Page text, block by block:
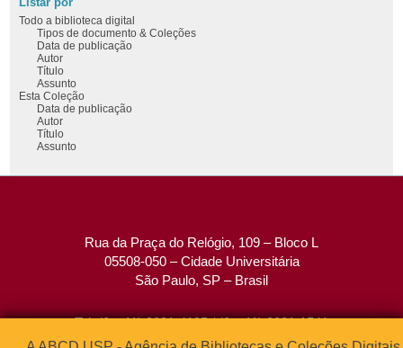
Listar por
Todo a biblioteca digital
Tipos de documento & Coleções
Data de publicação
Autor
Título
Assunto
Esta Coleção
Data de publicação
Autor
Título
Assunto
Rua da Praça do Relógio, 109 – Bloco L
05508-050 – Cidade Universitária
São Paulo, SP – Brasil
Tel: (0xx11) 3091-4195 / (0xx11) 3091-1541
Fax: (0xx11) 3091-1567